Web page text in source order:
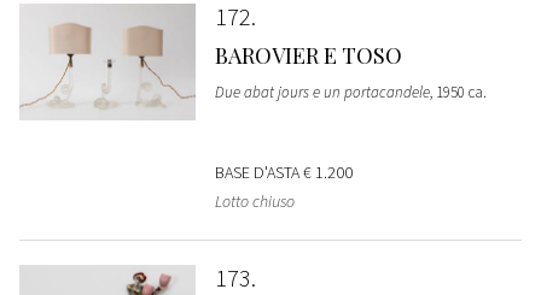
172
BAROVIER E TOSO
Due abat jours e un portacandele, 1950 ca.
BASE D'ASTA€ 1.200
Lotto chiuso
173